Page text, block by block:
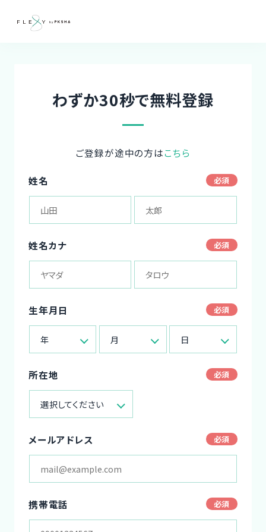
わずか30秒で無料登録
ご登録が途中の方はこちら
姓名
姓名カナ
生年月日
年 月 日
所在地
選択してください
メールアドレス
携帯電話